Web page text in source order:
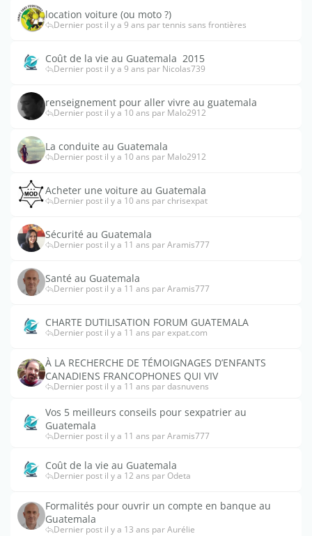
location voiture (ou moto ?)
Dernier post il y a 9 ans par tennis sans frontières
Coût de la vie au Guatemala  2015
Dernier post il y a 9 ans par Nicolas739
renseignement pour aller vivre au guatemala
Dernier post il y a 10 ans par Malo2912
La conduite au Guatemala
Dernier post il y a 10 ans par Malo2912
Acheter une voiture au Guatemala
Dernier post il y a 10 ans par chrisexpat
Sécurité au Guatemala
Dernier post il y a 11 ans par Aramis777
Santé au Guatemala
Dernier post il y a 11 ans par Aramis777
CHARTE DUTILISATION FORUM GUATEMALA
Dernier post il y a 11 ans par expat.com
À LA RECHERCHE DE TÉMOIGNAGES D’ENFANTS
CANADIENS FRANCOPHONES QUI VIV
Dernier post il y a 11 ans par dasnuvens
Vos 5 meilleurs conseils pour sexpatrier au
Guatemala
Dernier post il y a 11 ans par Aramis777
Coût de la vie au Guatemala
Dernier post il y a 12 ans par Odeta
Formalités pour ouvrir un compte en banque au
Guatemala
Dernier post il y a 13 ans par Aurélie